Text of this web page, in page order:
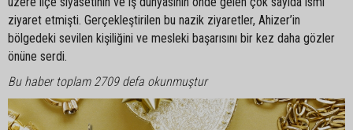
ziyaret etmişti. Gerçekleştirilen bu nazik ziyaretler, Ahizer’in
bölgedeki sevilen kişiliğini ve mesleki başarısını bir kez daha gözler
önüne serdi.
Bu haber toplam 2709 defa okunmuştur